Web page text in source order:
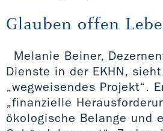
Glauben offen
Melanie Beiner,
Dienste in der EKHN,
„wegweisendes Projekt“.
„finanzielle
ökologische Belange und